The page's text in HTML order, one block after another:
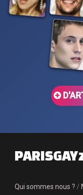
Qui sommes nous ? /